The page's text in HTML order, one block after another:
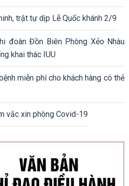
trật tự dịp Lễ Quốc khánh 2/9
đoàn Đồn Biên Phòng Xẻo Nhàu
khai thác IUU
miễn phí cho khách hàng có thẻ
vắc xin phòng Covid-19